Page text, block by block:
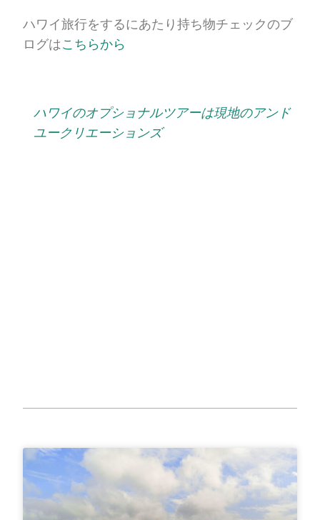
ハワイ旅行をするにあたり持ち物チェックのブ
ログはこちらから
ハワイのオプショナルツアーは現地のアンド
ユークリエーションズ